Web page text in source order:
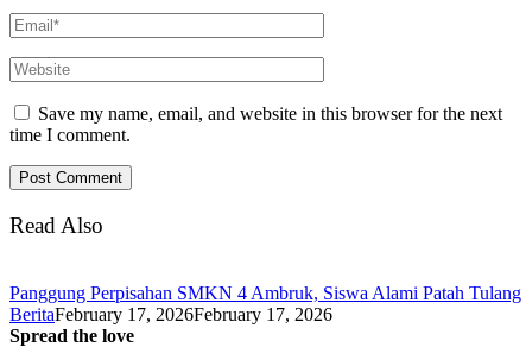
Save my name, email, and website in this browser for the next
time I comment.
Read Also
Panggung Perpisahan SMKN 4 Ambruk, Siswa Alami Patah Tulang
BeritaFebruary 17, 2026February 17, 2026
Spread the love